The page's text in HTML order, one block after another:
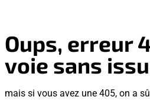
Oups, erreur
voie sans
mais si vous avez une 405, on a